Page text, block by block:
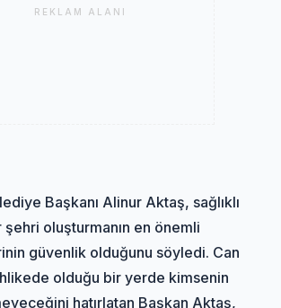
REKLAM ALANI
Başkanı Alinur Aktaş, sağlıklı
şehri oluşturmanın en önemli
güvenlik olduğunu söyledi. Can
olduğu bir yerde kimsenin
hatırlatan Başkan Aktaş,